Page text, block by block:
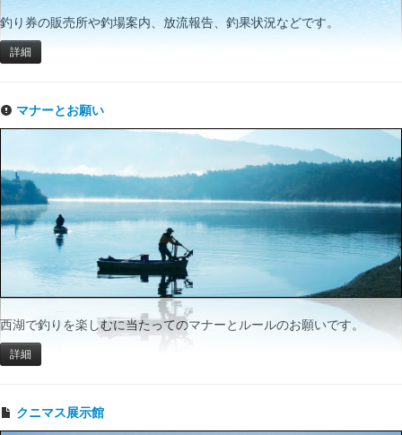
釣り券の販売所や釣場案内、放流報告、釣果状況などです。
詳細
マナーとお願い
西湖で釣りを楽しむに当たってのマナーとルールのお願いです。
詳細
クニマス展示館